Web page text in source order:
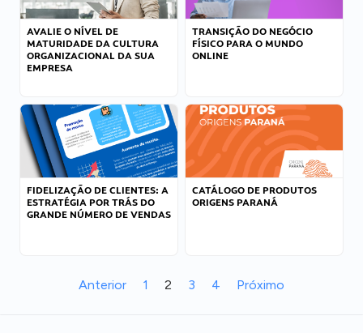
AVALIE O NÍVEL DE
MATURIDADE DA CULTURA
ORGANIZACIONAL DA SUA
EMPRESA
TRANSIÇÃO DO NEGÓCIO
FÍSICO PARA O MUNDO
ONLINE
FIDELIZAÇÃO DE CLIENTES: A
ESTRATÉGIA POR TRÁS DO
GRANDE NÚMERO DE VENDAS
CATÁLOGO DE PRODUTOS
ORIGENS PARANÁ
Anterior 1 2 3 4 Próximo